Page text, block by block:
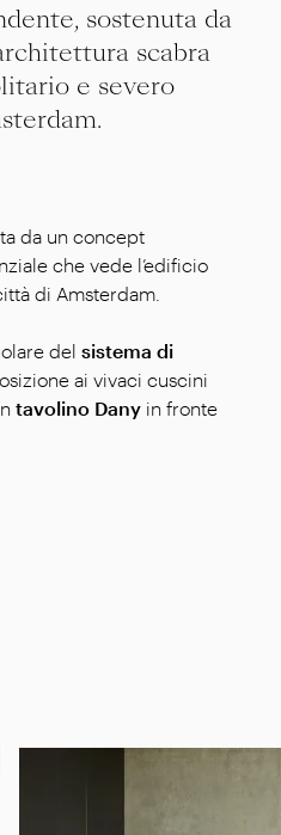
sostenuta da
scabra
e severo
da un concept
che vede l’edificio
di Amsterdam.
del sistema di
ai vivaci cuscini
tavolino Dany in fronte